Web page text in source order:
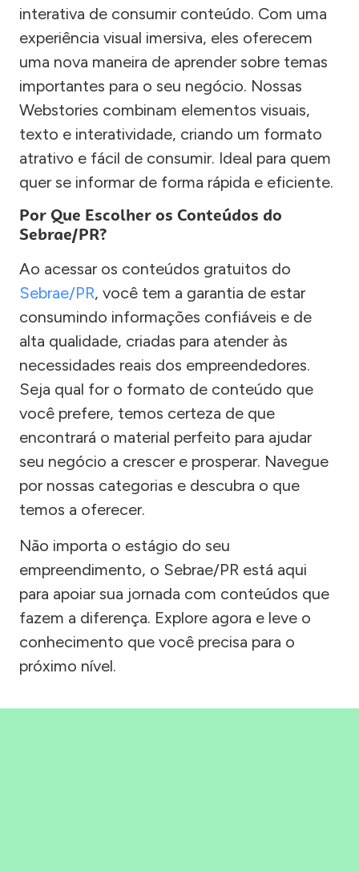
interativa de consumir conteúdo. Com uma
experiência visual imersiva, eles oferecem
uma nova maneira de aprender sobre temas
importantes para o seu negócio. Nossas
Webstories combinam elementos visuais,
texto e interatividade, criando um formato
atrativo e fácil de consumir. Ideal para quem
quer se informar de forma rápida e eficiente.
Por Que Escolher os Conteúdos do
Sebrae/PR?
Ao acessar os conteúdos gratuitos do
Sebrae/PR, você tem a garantia de estar
consumindo informações confiáveis e de
alta qualidade, criadas para atender às
necessidades reais dos empreendedores.
Seja qual for o formato de conteúdo que
você prefere, temos certeza de que
encontrará o material perfeito para ajudar
seu negócio a crescer e prosperar. Navegue
por nossas categorias e descubra o que
temos a oferecer.
Não importa o estágio do seu
empreendimento, o Sebrae/PR está aqui
para apoiar sua jornada com conteúdos que
fazem a diferença. Explore agora e leve o
conhecimento que você precisa para o
próximo nível.